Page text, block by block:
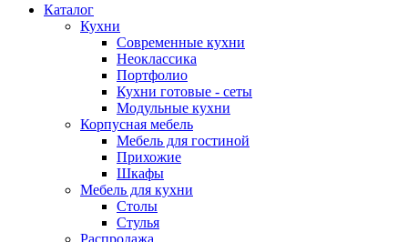
Каталог
Кухни
Современные кухни
Неоклассика
Портфолио
Кухни готовые - сеты
Модульные кухни
Корпусная мебель
Мебель для гостиной
Прихожие
Шкафы
Мебель для кухни
Столы
Стулья
Распродажа